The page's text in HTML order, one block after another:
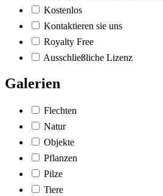
Kostenlos
Kontaktieren sie uns
Royalty Free
Ausschließliche Lizenz
Galerien
Flechten
Natur
Objekte
Pflanzen
Pilze
Tiere